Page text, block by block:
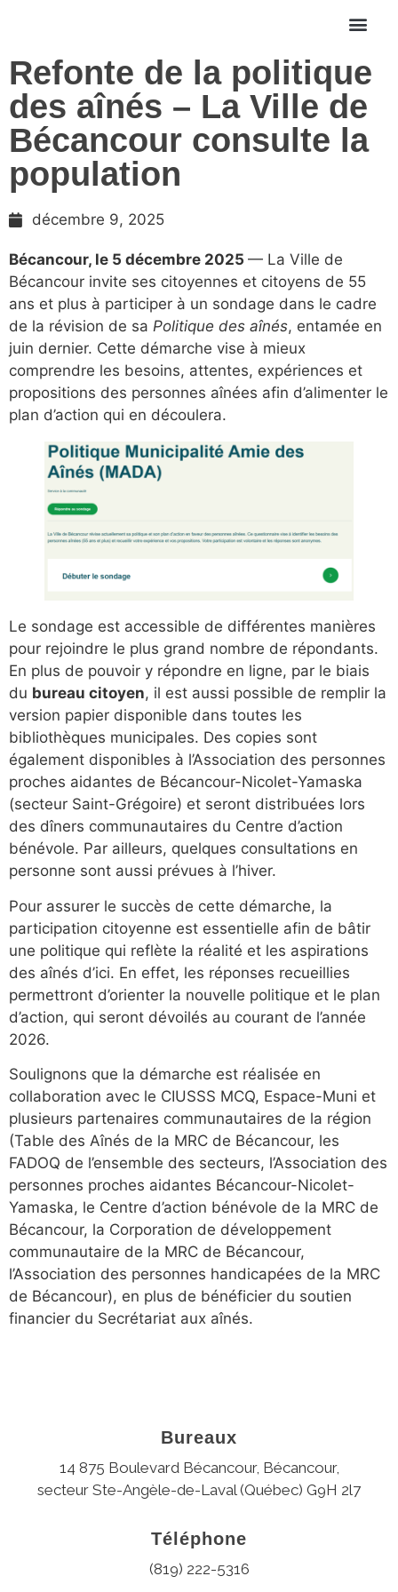
Refonte de la politique
des aînés – La Ville de
Bécancour consulte la
population
décembre 9, 2025
Bécancour, le 5 décembre 2025 — La Ville de
Bécancour invite ses citoyennes et citoyens de 55
ans et plus à participer à un sondage dans le cadre
de la révision de sa Politique des aînés, entamée en
juin dernier. Cette démarche vise à mieux
comprendre les besoins, attentes, expériences et
propositions des personnes aînées afin d’alimenter le
plan d’action qui en découlera.
Le sondage est accessible de différentes manières
pour rejoindre le plus grand nombre de répondants.
En plus de pouvoir y répondre en ligne, par le biais
du bureau citoyen, il est aussi possible de remplir la
version papier disponible dans toutes les
bibliothèques municipales. Des copies sont
également disponibles à l’Association des personnes
proches aidantes de Bécancour-Nicolet-Yamaska
(secteur Saint-Grégoire) et seront distribuées lors
des dîners communautaires du Centre d’action
bénévole. Par ailleurs, quelques consultations en
personne sont aussi prévues à l’hiver.
Pour assurer le succès de cette démarche, la
participation citoyenne est essentielle afin de bâtir
une politique qui reflète la réalité et les aspirations
des aînés d’ici. En effet, les réponses recueillies
permettront d’orienter la nouvelle politique et le plan
d’action, qui seront dévoilés au courant de l’année
2026.
Soulignons que la démarche est réalisée en
collaboration avec le CIUSSS MCQ, Espace-Muni et
plusieurs partenaires communautaires de la région
(Table des Aînés de la MRC de Bécancour, les
FADOQ de l’ensemble des secteurs, l’Association des
personnes proches aidantes Bécancour-Nicolet-
Yamaska, le Centre d’action bénévole de la MRC de
Bécancour, la Corporation de développement
communautaire de la MRC de Bécancour,
l’Association des personnes handicapées de la MRC
de Bécancour), en plus de bénéficier du soutien
financier du Secrétariat aux aînés.
Bureaux
14 875 Boulevard Bécancour, Bécancour,
secteur Ste-Angèle-de-Laval (Québec) G9H 2l7
Téléphone
(819) 222-5316